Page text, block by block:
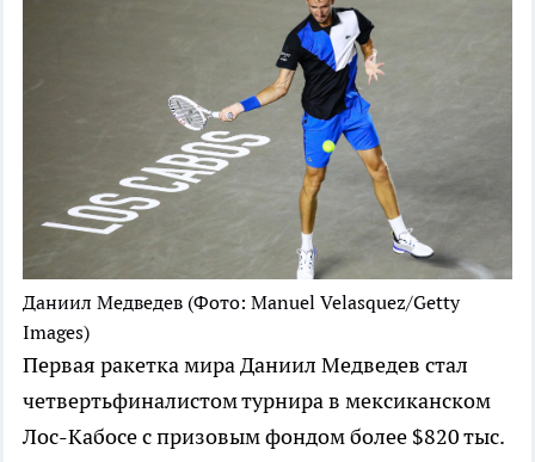
Даниил Медведев (Фото: Manuel Velasquez/Getty
Images)
Первая ракетка мира Даниил Медведев стал
четвертьфиналистом турнира в мексиканском
Лос-Кабосе с призовым фондом более $820 тыс.